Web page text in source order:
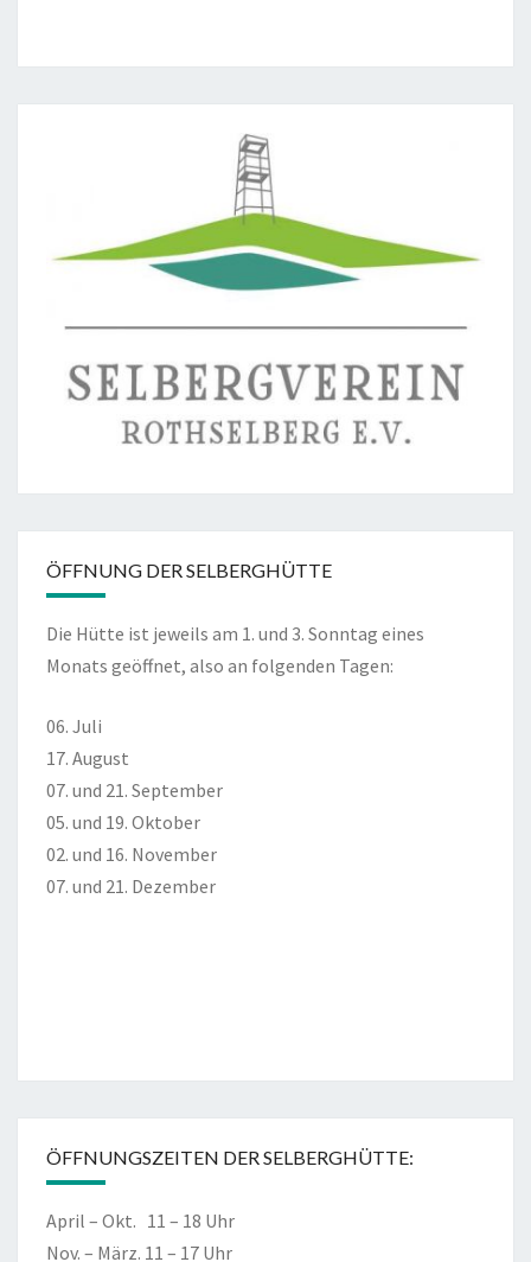
ÖFFNUNG DER SELBERGHÜTTE
Die Hütte ist jeweils am 1. und 3. Sonntag eines
Monats geöffnet, also an folgenden Tagen:
06. Juli
17. August
07. und 21. September
05. und 19. Oktober
02. und 16. November
07. und 21. Dezember
ÖFFNUNGSZEITEN DER SELBERGHÜTTE:
April – Okt. 11 – 18 Uhr
Nov. – März. 11 – 17 Uhr